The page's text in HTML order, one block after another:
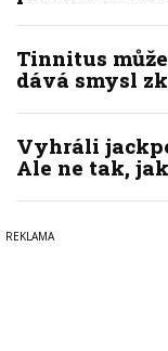
Tinnitus
dává smysl
Vyhráli
Ale ne tak,